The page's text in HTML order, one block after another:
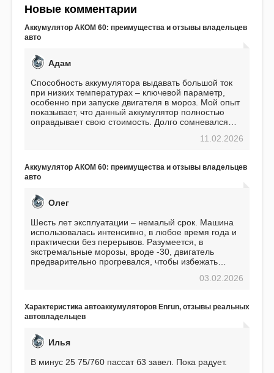
Новые комментарии
Аккумулятор АКОМ 60: преимущества и отзывы владельцев
авто
Адам
Способность аккумулятора выдавать большой ток
при низких температурах – ключевой параметр,
особенно при запуске двигателя в мороз. Мой опыт
показывает, что данный аккумулятор полностью
оправдывает свою стоимость. Долго сомневался
пожалел. Считаю, что это отличное вложение,11.02.2026
Аккумулятор АКОМ 60: преимущества и отзывы владельцев
авто
Олег
Шесть лет эксплуатации – немалый срок. Машина
использовалась интенсивно, в любое время года и
практически без перерывов. Разумеется, в
экстремальные морозы, вроде -30, двигатель
предварительно прогревался, чтобы избежать
использования не было ни единой поломки,
EFB 75. Судя по характеристикам, он даже
превосходит предыдущую модель.
03.02.2026
Характеристика автоаккумуляторов Enrun, отзывы реальных
автовладельцев
Илья
В минус 25 75/760 пассат б3 завел. Пока радует.